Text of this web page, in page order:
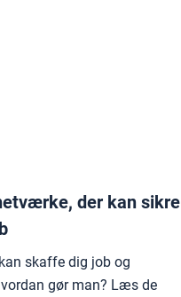
der kan sikre
skaffe dig job og
gør man? Læs de